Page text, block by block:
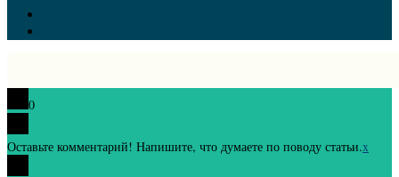
0
Оставьте комментарий! Напишите, что думаете по поводу статьи.x